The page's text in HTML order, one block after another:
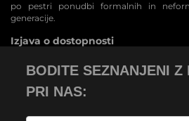
po pestri ponudbi formalnih in
generacije.
Izjava o dostopnosti
BODITE SEZNANJENI Z
PRI NAS: